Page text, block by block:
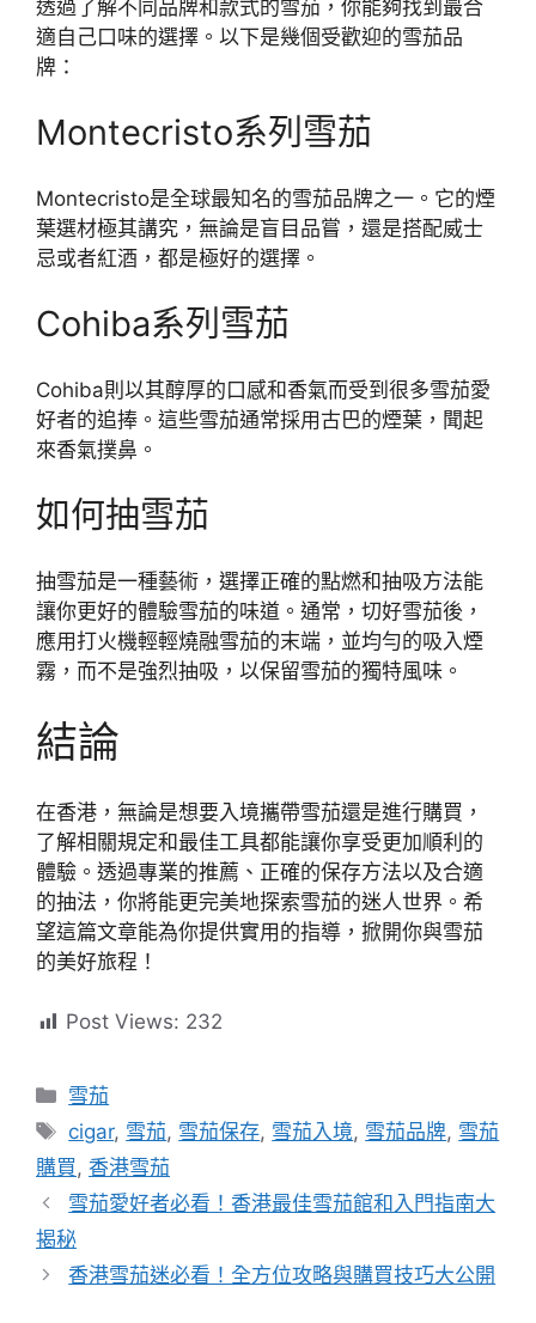
透過了解不同品牌和款式的雪茄，你能夠找到最合
適自己口味的選擇。以下是幾個受歡迎的雪茄品
牌：
Montecristo系列雪茄
Montecristo是全球最知名的雪茄品牌之一。它的煙
葉選材極其講究，無論是盲目品嘗，還是搭配威士
忌或者紅酒，都是極好的選擇。
Cohiba系列雪茄
Cohiba則以其醇厚的口感和香氣而受到很多雪茄愛
好者的追捧。這些雪茄通常採用古巴的煙葉，聞起
來香氣撲鼻。
如何抽雪茄
抽雪茄是一種藝術，選擇正確的點燃和抽吸方法能
讓你更好的體驗雪茄的味道。通常，切好雪茄後，
應用打火機輕輕燒融雪茄的末端，並均勻的吸入煙
霧，而不是強烈抽吸，以保留雪茄的獨特風味。
結論
在香港，無論是想要入境攜帶雪茄還是進行購買，
了解相關規定和最佳工具都能讓你享受更加順利的
體驗。透過專業的推薦、正確的保存方法以及合適
的抽法，你將能更完美地探索雪茄的迷人世界。希
望這篇文章能為你提供實用的指導，掀開你與雪茄
的美好旅程！
Post Views: 232
分
類
雪茄
標
籤
cigar, 雪茄, 雪茄保存, 雪茄入境, 雪茄品牌, 雪茄
購買, 香港雪茄
雪茄愛好者必看！香港最佳雪茄館和入門指南大
揭秘
香港雪茄迷必看！全方位攻略與購買技巧大公開